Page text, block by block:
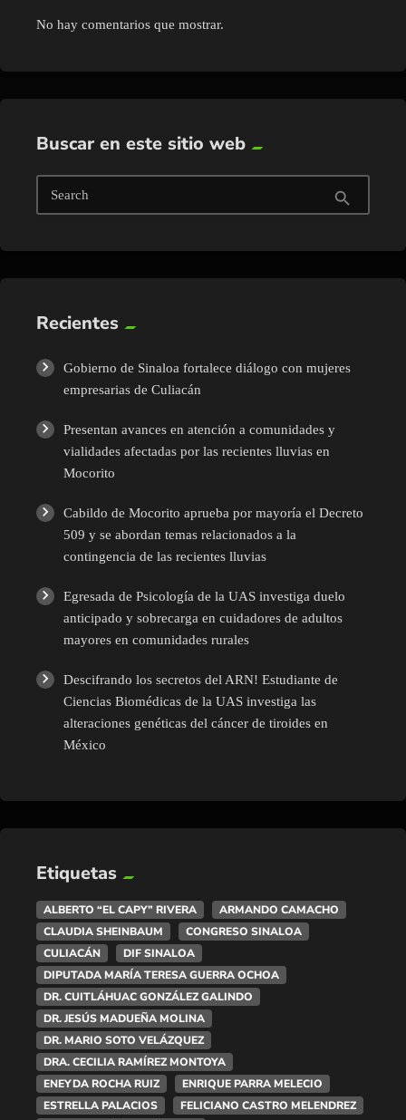
No hay comentarios que mostrar.
Buscar en este sitio web
Search search
Recientes
Gobierno de Sinaloa fortalece diálogo con mujeres
empresarias de Culiacán
Presentan avances en atención a comunidades y
vialidades afectadas por las recientes lluvias en
Mocorito
Cabildo de Mocorito aprueba por mayoría el Decreto
509 y se abordan temas relacionados a la
contingencia de las recientes lluvias
Egresada de Psicología de la UAS investiga duelo
anticipado y sobrecarga en cuidadores de adultos
mayores en comunidades rurales
Descifrando los secretos del ARN! Estudiante de
Ciencias Biomédicas de la UAS investiga las
alteraciones genéticas del cáncer de tiroides en
México
Etiquetas
ALBERTO “EL CAPY” RIVERA
ARMANDO CAMACHO
CLAUDIA SHEINBAUM
CONGRESO SINALOA
CULIACÁN
DIF SINALOA
DIPUTADA MARÍA TERESA GUERRA OCHOA
DR. CUITLÁHUAC GONZÁLEZ GALINDO
DR. JESÚS MADUEÑA MOLINA
DR. MARIO SOTO VELÁZQUEZ
DRA. CECILIA RAMÍREZ MONTOYA
ENEYDA ROCHA RUIZ
ENRIQUE PARRA MELECIO
ESTRELLA PALACIOS
FELICIANO CASTRO MELENDREZ